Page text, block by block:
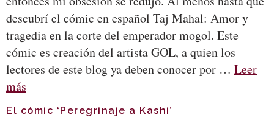
descubrí el cómic en español Taj Mahal: Amor y
tragedia en la corte del emperador mogol. Este
cómic es creación del artista GOL, a quien los
lectores de este blog ya deben conocer por … Leer
más
El cómic ‘Peregrinaje a Kashi’